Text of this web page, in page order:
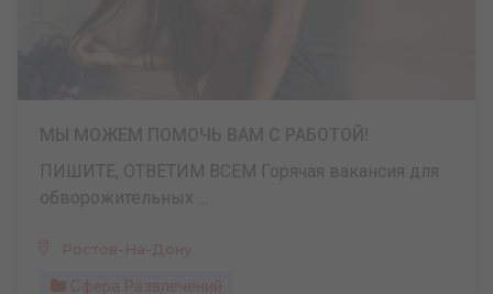
ПИШИТЕ, ОТВЕТИМ ВСЕМ Горячая вакансия для
обворожительных ...
Ростов-На-Дону
Сфера Развлечений